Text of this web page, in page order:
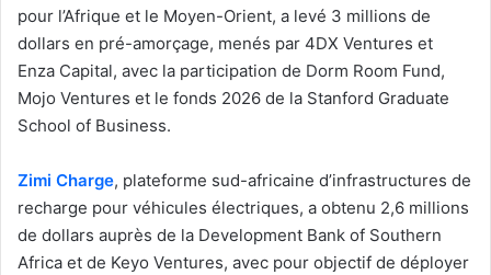
pour l’Afrique et le Moyen-Orient, a levé 3 millions de
dollars en pré-amorçage, menés par 4DX Ventures et
Enza Capital, avec la participation de Dorm Room Fund,
Mojo Ventures et le fonds 2026 de la Stanford Graduate
School of Business.
Zimi Charge, plateforme sud-africaine d’infrastructures de
recharge pour véhicules électriques, a obtenu 2,6 millions
de dollars auprès de la Development Bank of Southern
Africa et de Keyo Ventures, avec pour objectif de déployer